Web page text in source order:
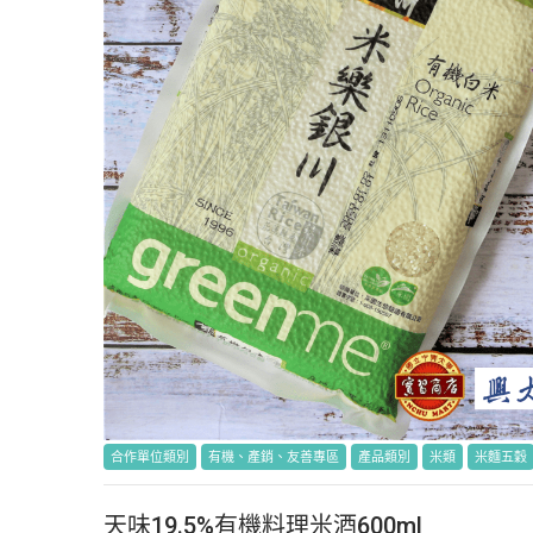
合作單位類別 有機、產銷、友善專區 產品類別 米類 米麵五穀
天味19.5%有機料理米酒600ml